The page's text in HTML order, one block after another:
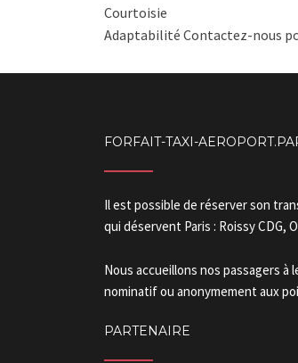
Courtoisie
Adaptabilité Contactez-nous
FORFAIT-TAXI-
Il est possible de réserver son
qui déservent Paris : Roissy CDG,
Nous accueillons nos passagers à
nominatif ou anonymement aux
PARTENAIRE